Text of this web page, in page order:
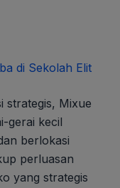
di Sekolah Elit
strategis, Mixue
gerai kecil
berlokasi
perluasan
yang strategis